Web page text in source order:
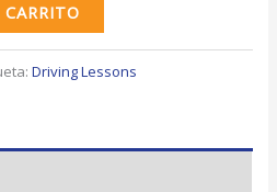
Driving Lessons